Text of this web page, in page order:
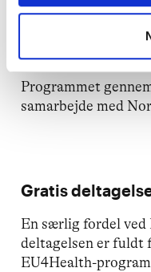
finansieret gennem
Efter gennemført
Programmet
samarbejde med
Gratis
En særlig fordel ved
deltagelsen er fuldt
EU4Health-